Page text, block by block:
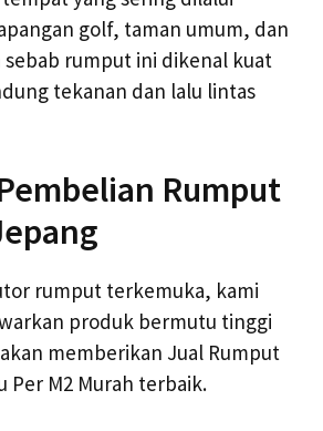
golf, taman umum, dan
sebab rumput ini dikenal kuat
tekanan dan lalu lintas
Rumput
rumput terkemuka, kami
produk bermutu tinggi
memberikan Jual Rumput
Per M2 Murah terbaik.